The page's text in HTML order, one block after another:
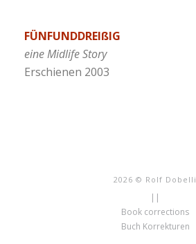
FÜNFUNDDREIßIG
eine Midlife Story
Erschienen 2003
2026 © Rolf Dobelli
||
Book corrections
Buch Korrekturen